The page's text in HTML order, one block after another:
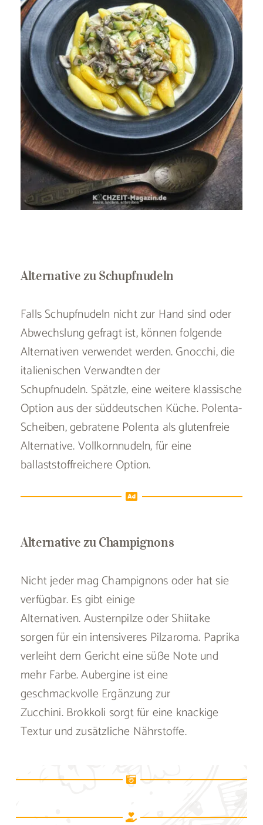
Alternative zu Schupfnudeln
Falls Schupfnudeln nicht zur Hand sind oder
Abwechslung gefragt ist, können folgende
Alternativen verwendet werden. Gnocchi, die
italienischen Verwandten der
Schupfnudeln. Spätzle, eine weitere klassische
Option aus der süddeutschen Küche. Polenta-
Scheiben, gebratene Polenta als glutenfreie
Alternative. Vollkornnudeln, für eine
ballaststoffreichere Option.
Alternative zu Champignons
Nicht jeder mag Champignons oder hat sie
verfügbar. Es gibt einige
Alternativen. Austernpilze oder Shiitake
sorgen für ein intensiveres Pilzaroma. Paprika
verleiht dem Gericht eine süße Note und
mehr Farbe. Aubergine ist eine
geschmackvolle Ergänzung zur
Zucchini. Brokkoli sorgt für eine knackige
Textur und zusätzliche Nährstoffe.